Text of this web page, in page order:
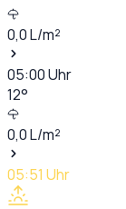
0,0L/m²
05:00Uhr
12°
0,0L/m²
05:51 Uhr